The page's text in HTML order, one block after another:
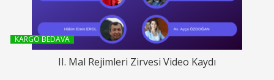
KARGO BEDAVA
II. Mal Rejimleri Zirvesi Video Kaydı